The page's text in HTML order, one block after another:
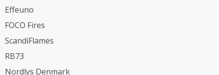
Effeuno
FOCO Fires
ScandiFlames
RB73
Nordlys Denmark